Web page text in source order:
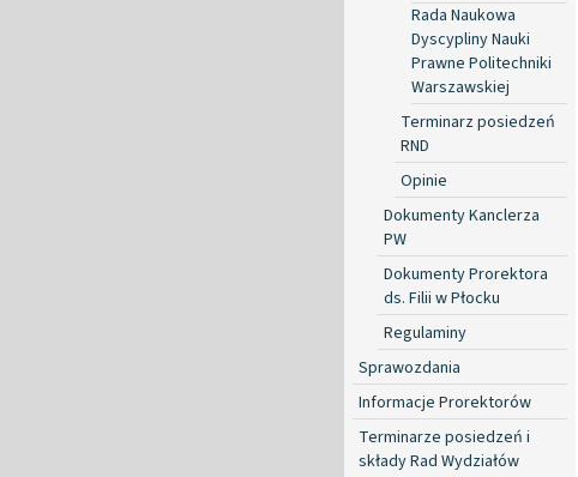
Rada Naukowa
Dyscypliny Nauki
Prawne Politechniki
Warszawskiej
Terminarz posiedzeń
RND
Opinie
Dokumenty Kanclerza
PW
Dokumenty Prorektora
ds. Filii w Płocku
Regulaminy
Sprawozdania
Informacje Prorektorów
Terminarze posiedzeń i
składy Rad Wydziałów